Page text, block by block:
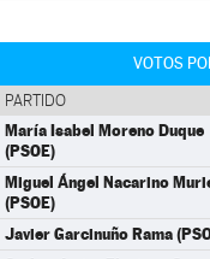
VOTOS
PARTIDO
María Isabel Moreno Duque
(PSOE)
Miguel Ángel Nacarino
(PSOE)
Javier Garcinuño Rama